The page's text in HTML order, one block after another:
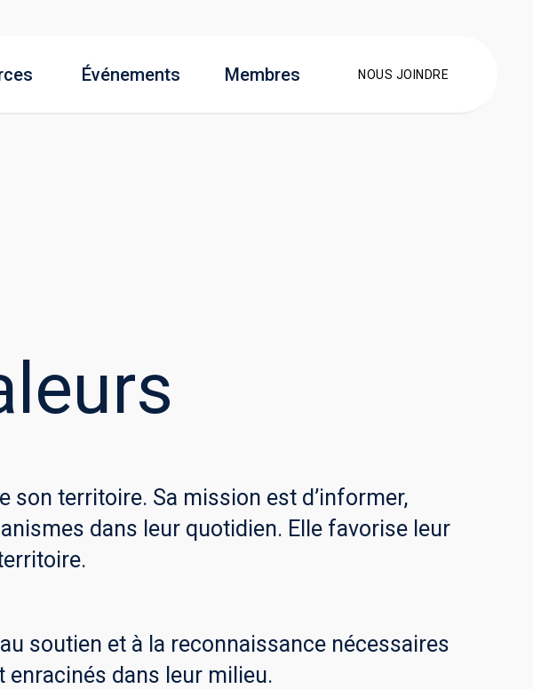
Événements Membres NOUS JOINDRE
son territoire. Sa mission est d’informer,
dans leur quotidien. Elle favorise leur
soutien et à la reconnaissance nécessaires
dans leur milieu.